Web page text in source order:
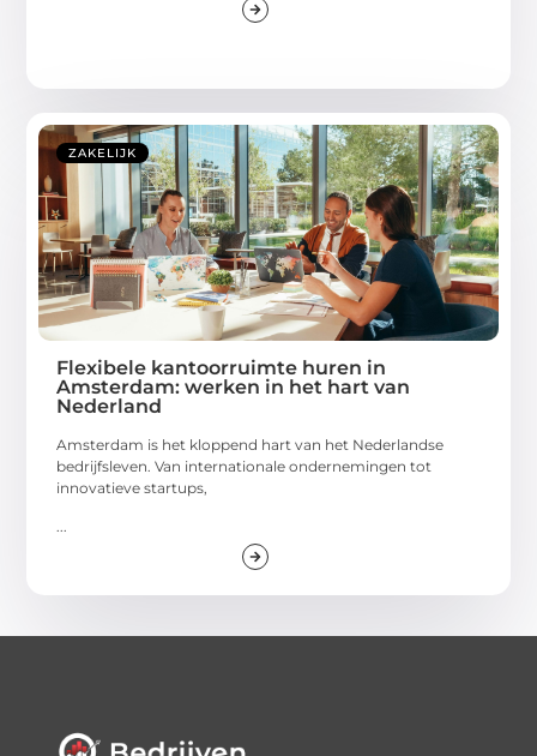
ZAKELIJK
Flexibele kantoorruimte huren in
Amsterdam: werken in het hart van
Nederland
Amsterdam is het kloppend hart van het Nederlandse
bedrijfsleven. Van internationale ondernemingen tot
innovatieve startups,